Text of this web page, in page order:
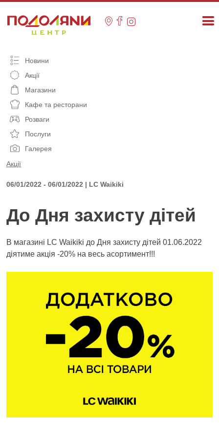
content
Новини
Акції
Магазини
Кафе та ресторани
Розваги
Послуги
Галерея
Акції
06/01/2022 - 06/01/2022 | LC Waikikі
До Дня захисту дітей
В магазині LC Waikikі до Дня захисту дітей 01.06.2022
діятиме акція -20% на весь асортимент!!!